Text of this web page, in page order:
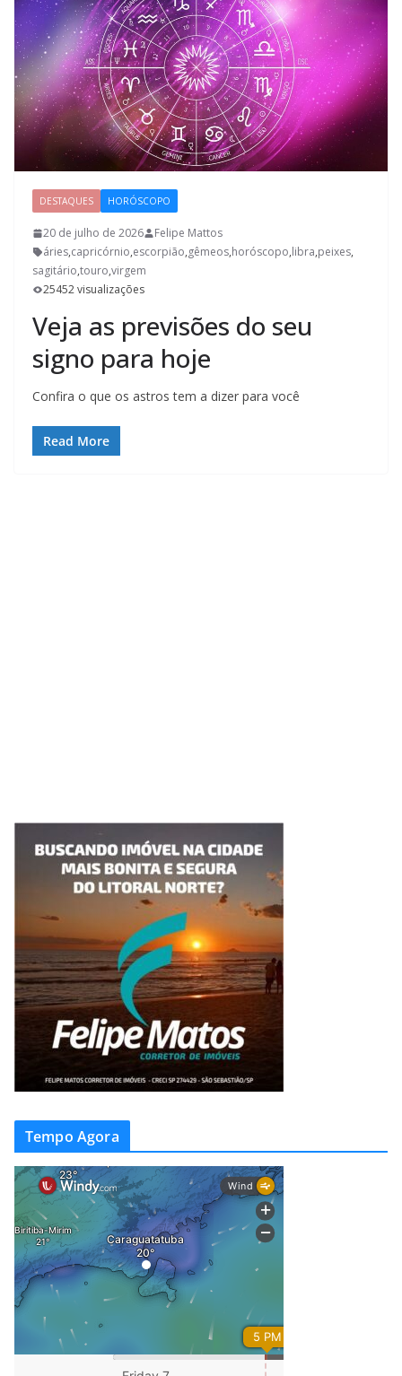
DESTAQUES HORÓSCOPO
20 de julho de 2026
Felipe Mattos
áries,capricórnio,escorpião,gêmeos,horóscopo,libra,peixes,
sagitário,touro,virgem
25452 visualizações
Veja as previsões do seu
signo para hoje
Confira o que os astros tem a dizer para você
Read More
Tempo Agora